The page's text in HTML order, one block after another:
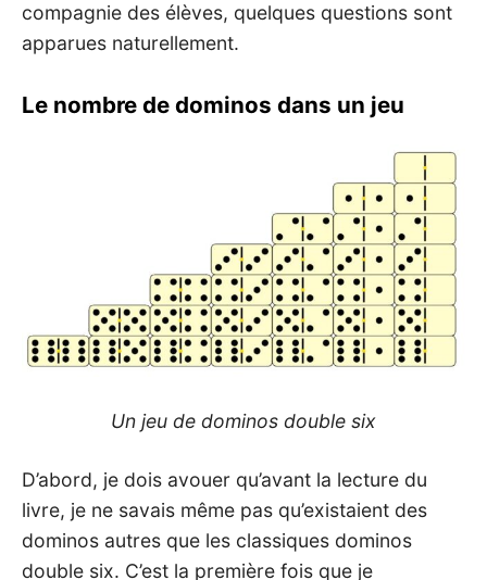
compagnie des élèves, quelques questions sont
apparues naturellement.
Le nombre de dominos dans un jeu
Un jeu de dominos double six
D’abord, je dois avouer qu’avant la lecture du
livre, je ne savais même pas qu’existaient des
dominos autres que les classiques dominos
double six. C’est la première fois que je